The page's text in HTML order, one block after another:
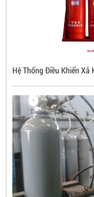
ĐẦU BÁO LỬA
Hệ Thống Điều Khiển Xả